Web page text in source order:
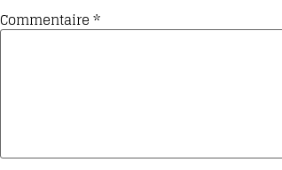
Commentaire*